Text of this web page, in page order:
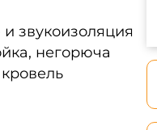
звукоизоляция
негорюча